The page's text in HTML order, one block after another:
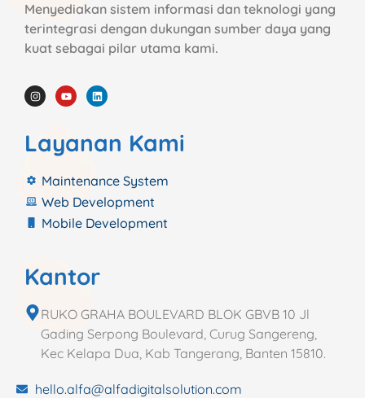
Menyediakan sistem informasi dan teknologi yang
terintegrasi dengan dukungan sumber daya yang
kuat sebagai pilar utama kami.
Layanan Kami
Maintenance System
Web Development
Mobile Development
Kantor
RUKO GRAHA BOULEVARD BLOK GBVB 10 Jl
Gading Serpong Boulevard, Curug Sangereng,
Kec Kelapa Dua, Kab Tangerang, Banten 15810.
hello.alfa@alfadigitalsolution.com